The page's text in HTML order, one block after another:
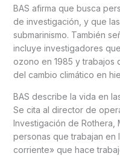
BAS afirma que busca
de investigación, y que
submarinismo. También
incluye investigadores
ozono en 1985 y trabajos
del cambio climático en
BAS describe la vida en
Se cita al director de
Investigación de Rothera,
personas que trabajan en
corriente» que hace